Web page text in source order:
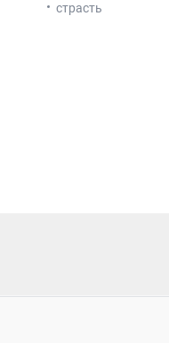
страсть